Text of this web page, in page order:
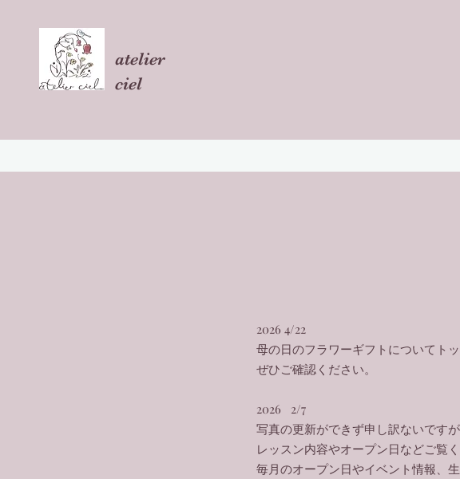
atelier
ciel
2026 4/22
母の日のフラワーギフトについてト
​ぜひご確認ください。
2026 2/7
写真の更新ができず申し訳ないです
レッスン内容やオープン日などご覧
毎月のオープン日やイベント情報、